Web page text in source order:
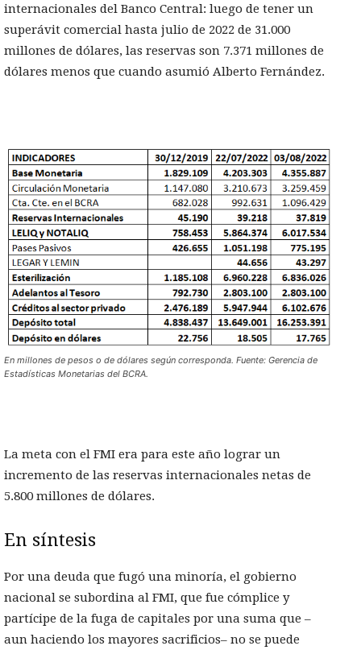
internacionales del Banco Central: luego de tener un
superávit comercial hasta julio de 2022 de 31.000
millones de dólares, las reservas son 7.371 millones de
dólares menos que cuando asumió Alberto Fernández.
En millones de pesos o de dólares según corresponda. Fuente: Gerencia de
Estadísticas Monetarias del BCRA.
La meta con el FMI era para este año lograr un
incremento de las reservas internacionales netas de
5.800 millones de dólares.
En síntesis
Por una deuda que fugó una minoría, el gobierno
nacional se subordina al FMI, que fue cómplice y
partícipe de la fuga de capitales por una suma que –
aun haciendo los mayores sacrificios– no se puede